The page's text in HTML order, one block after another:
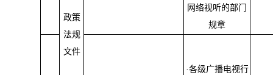
政策
法规
文件
网络视听的部门
规章
·各级广播电视行